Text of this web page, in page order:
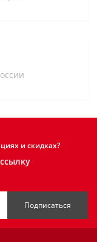
и скидках?
Подписаться